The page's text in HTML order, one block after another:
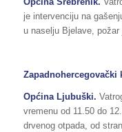
je intervenciju na
u naselju Bjelave, požar
Zapadnohercegovački
Općina Ljubuški.
vremenu od 11.50 do
drvenog otpada, od